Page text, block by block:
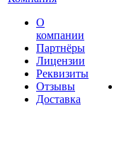
О
компании
Партнёры
Лицензии
Реквизиты
Отзывы
Доставка